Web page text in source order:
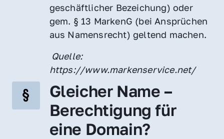
geschäftlicher Bezeichung) oder
gem. § 13 MarkenG (bei Ansprüchen
aus Namensrecht) geltend machen.
https://www.markenservice.net/
Gleicher Name –
Berechtigung für
eine Domain?